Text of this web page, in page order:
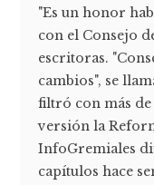
"Es un honor
con el Consejo
escritoras.
cambios", se
filtró con más
versión la
InfoGremiales
capítulos hace